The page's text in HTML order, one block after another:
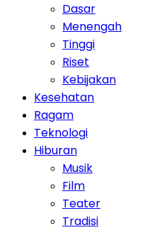
Dasar
Menengah
Tinggi
Riset
Kebijakan
Kesehatan
Ragam
Teknologi
Hiburan
Musik
Film
Teater
Tradisi